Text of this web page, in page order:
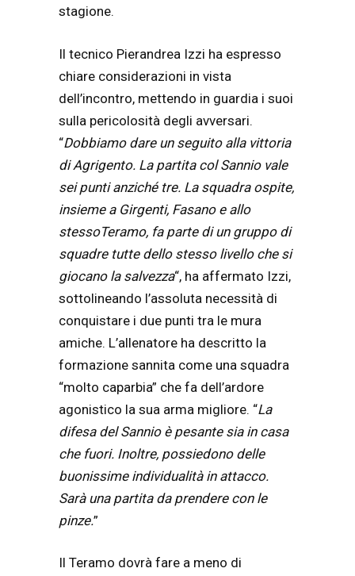
stagione.
Il tecnico Pierandrea Izzi ha espresso
chiare considerazioni in vista
dell’incontro, mettendo in guardia i suoi
sulla pericolosità degli avversari.
“Dobbiamo dare un seguito alla vittoria
di Agrigento. La partita col Sannio vale
sei punti anziché tre. La squadra ospite,
insieme a Girgenti, Fasano e allo
stessoTeramo, fa parte di un gruppo di
squadre tutte dello stesso livello che si
giocano la salvezza“, ha affermato Izzi,
sottolineando l’assoluta necessità di
conquistare i due punti tra le mura
amiche. L’allenatore ha descritto la
formazione sannita come una squadra
“molto caparbia” che fa dell’ardore
agonistico la sua arma migliore. “La
difesa del Sannio è pesante sia in casa
che fuori. Inoltre, possiedono delle
buonissime individualità in attacco.
Sarà una partita da prendere con le
pinze.”
Il Teramo dovrà fare a meno di